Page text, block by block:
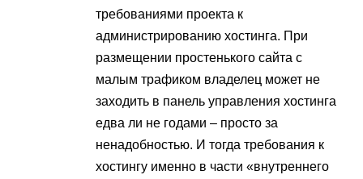
требованиями проекта к
администрированию хостинга. При
размещении простенького сайта с
малым трафиком владелец может не
заходить в панель управления хостинга
едва ли не годами – просто за
ненадобностью. И тогда требования к
хостингу именно в части «внутреннего